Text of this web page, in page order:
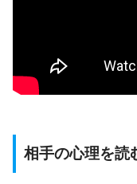
相手の心理を読